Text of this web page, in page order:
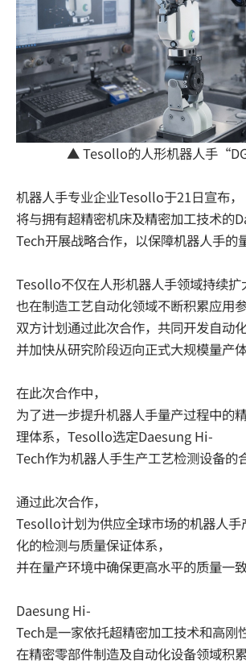
▲ Tesollo的人形机器人手
机器人手专业企业Tesollo于21日宣布，
将与拥有超精密机床及精密加工技术的
Tech开展战略合作，以保障机器人手的
Tesollo不仅在人形机器人手领域持续扩
也在制造工艺自动化领域不断积累应用参
双方计划通过此次合作，共同开发自动
并加快从研究阶段迈向正式大规模量产
在此次合作中，
为了进一步提升机器人手量产过程中的
理体系，Tesollo选定Daesung Hi-
Tech作为机器人手生产工艺检测设备的
通过此次合作，
Tesollo计划为供应全球市场的机器人手
化的检测与质量保证体系，
并在量产环境中确保更高水平的质量一
Daesung Hi-
Tech是一家依托超精密加工技术和高刚
在精密零部件制造及自动化设备领域积